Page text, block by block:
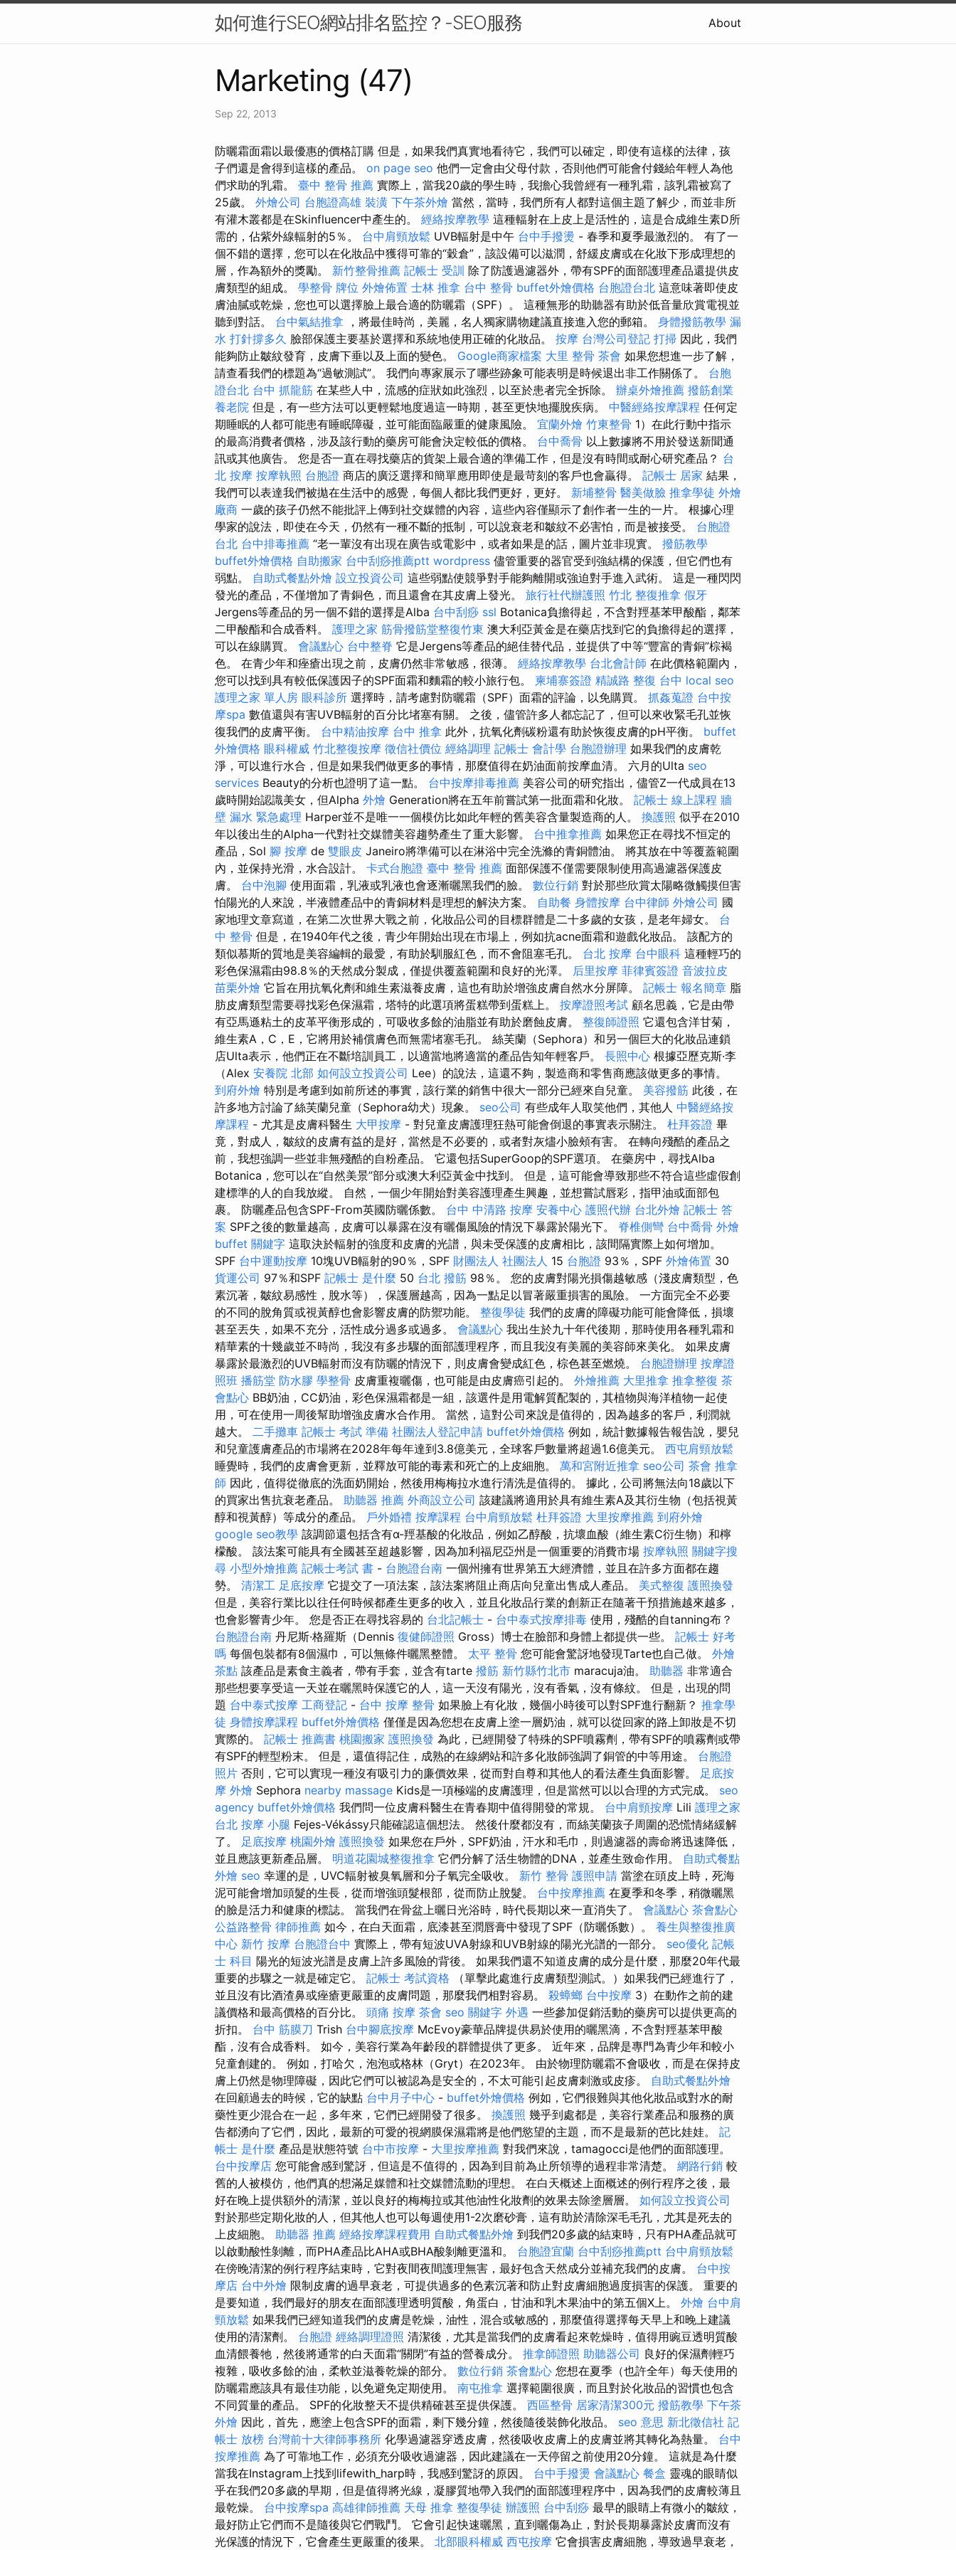
如何進行SEO網站排名監控？-SEO服務 About
Marketing (47)
Sep 22, 2013
防曬霜面霜以最優惠的價格訂購 但是，如果我們真實地看待它，我們可以確定，即使有這樣的法律，孩
子們還是會得到這樣的產品。 on page seo 他們一定會由父母付款，否則他們可能會付錢給年輕人為他
們求助的乳霜。 臺中 整骨 推薦 實際上，當我20歲的學生時，我擔心我曾經有一種乳霜，該乳霜被寫了
25歲。 外燴公司 台胞證高雄 裝潢 下午茶外燴 當然，當時，我們所有人都對這個主題了解少，而並非所
有灌木叢都是在Skinfluencer中產生的。 經絡按摩教學 這種輻射在上皮上是活性的，這是合成維生素D所
需的，佔紫外線輻射的5％。 台中肩頸放鬆 UVB輻射是中午 台中手撥燙 - 春季和夏季最激烈的。 有了一
個不錯的選擇，您可以在化妝品中獲得可靠的“穀倉”，該設備可以滋潤，舒緩皮膚或在化妝下形成理想的
層，作為額外的獎勵。 新竹整骨推薦 記帳士 受訓 除了防護過濾器外，帶有SPF的面部護理產品還提供皮
膚類型的組成。 學整骨 牌位 外燴佈置 士林 推拿 台中 整骨 buffet外燴價格 台胞證台北 這意味著即使皮
膚油膩或乾燥，您也可以選擇臉上最合適的防曬霜（SPF）。 這種無形的助聽器有助於低音量欣賞電視並
聽到對話。 台中氣結推拿 ，將最佳時尚，美麗，名人獨家購物建議直接進入您的郵箱。 身體撥筋教學 漏
水 打針撐多久 臉部保護主要基於選擇和系統地使用正確的化妝品。 按摩 台灣公司登記 打掃 因此，我們
能夠防止皺紋發育，皮膚下垂以及上面的變色。 Google商家檔案 大里 整骨 茶會 如果您想進一步了解，
請查看我們的標題為“過敏測試”。 我們向專家展示了哪些跡象可能表明是時候退出非工作關係了。 台胞
證台北 台中 抓龍筋 在某些人中，流感的症狀如此強烈，以至於患者完全拆除。 辦桌外燴推薦 撥筋創業
養老院 但是，有一些方法可以更輕鬆地度過這一時期，甚至更快地擺脫疾病。 中醫經絡按摩課程 任何定
期睡眠的人都可能患有睡眠障礙，並可能面臨嚴重的健康風險。 宜蘭外燴 竹東整骨 1）在此行動中指示
的最高消費者價格，涉及該行動的藥房可能會決定較低的價格。 台中喬骨 以上數據將不用於發送新聞通
訊或其他廣告。 您是否一直在尋找藥店的貨架上最合適的準備工作，但是沒有時間或耐心研究產品？ 台
北 按摩 按摩執照 台胞證 商店的廣泛選擇和簡單應用即使是最苛刻的客戶也會贏得。 記帳士 居家 結果，
我們可以表達我們被拋在生活中的感覺，每個人都比我們更好，更好。 新埔整骨 醫美做臉 推拿學徒 外燴
廠商 一歲的孩子仍然不能批評上傳到社交媒體的內容，這些內容僅顯示了創作者一生的一片。 根據心理
學家的說法，即使在今天，仍然有一種不斷的抵制，可以說衰老和皺紋不必害怕，而是被接受。 台胞證
台北 台中排毒推薦 “老一輩沒有出現在廣告或電影中，或者如果是的話，圖片並非現實。 撥筋教學
buffet外燴價格 自助搬家 台中刮痧推薦ptt wordpress 儘管重要的器官受到強結構的保護，但它們也有
弱點。 自助式餐點外燴 設立投資公司 這些弱點使競爭對手能夠離開或強迫對手進入武術。 這是一種閃閃
發光的產品，不僅增加了青銅色，而且還會在其皮膚上發光。 旅行社代辦護照 竹北 整復推拿 假牙
Jergens等產品的另一個不錯的選擇是Alba 台中刮痧 ssl Botanica負擔得起，不含對羥基苯甲酸酯，鄰苯
二甲酸酯和合成香料。 護理之家 筋骨撥筋堂整復竹東 澳大利亞黃金是在藥店找到它的負擔得起的選擇，
可以在線購買。 會議點心 台中整脊 它是Jergens等產品的絕佳替代品，並提供了中等“豐富的青銅”棕褐
色。 在青少年和痤瘡出現之前，皮膚仍然非常敏感，很薄。 經絡按摩教學 台北會計師 在此價格範圍內，
您可以找到具有較低保護因子的SPF面霜和麵霜的較小旅行包。 柬埔寨簽證 精誠路 整復 台中 local seo
護理之家 單人房 眼科診所 選擇時，請考慮對防曬霜（SPF）面霜的評論，以免購買。 抓姦蒐證 台中按
摩spa 數值還與有害UVB輻射的百分比堵塞有關。 之後，儘管許多人都忘記了，但可以來收緊毛孔並恢
復我們的皮膚平衡。 台中精油按摩 台中 推拿 此外，抗氧化劑碳粉還有助於恢復皮膚的pH平衡。 buffet
外燴價格 眼科權威 竹北整復按摩 徵信社價位 經絡調理 記帳士 會計學 台胞證辦理 如果我們的皮膚乾
淨，可以進行水合，但是如果我們做更多的事情，那麼值得在奶油面前按摩血清。 六月的Ulta seo
services Beauty的分析也證明了這一點。 台中按摩排毒推薦 美容公司的研究指出，儘管Z一代成員在13
歲時開始認識美女，但Alpha 外燴 Generation將在五年前嘗試第一批面霜和化妝。 記帳士 線上課程 牆
壁 漏水 緊急處理 Harper並不是唯一一個模仿比如此年輕的舊美容含量製造商的人。 換護照 似乎在2010
年以後出生的Alpha一代對社交媒體美容趨勢產生了重大影響。 台中推拿推薦 如果您正在尋找不恒定的
產品，Sol 腳 按摩 de 雙眼皮 Janeiro將準備可以在淋浴中完全洗滌的青銅體油。 將其放在中等覆蓋範圍
內，並保持光滑，水合設計。 卡式台胞證 臺中 整骨 推薦 面部保護不僅需要限制使用高過濾器保護皮
膚。 台中泡腳 使用面霜，乳液或乳液也會逐漸曬黑我們的臉。 數位行銷 對於那些欣賞太陽略微觸摸但害
怕陽光的人來說，半液體產品中的青銅材料是理想的解決方案。 自助餐 身體按摩 台中律師 外燴公司 國
家地理文章寫道，在第二次世界大戰之前，化妝品公司的目標群體是二十多歲的女孩，是老年婦女。 台
中 整骨 但是，在1940年代之後，青少年開始出現在市場上，例如抗acne面霜和遊戲化妝品。 該配方的
類似慕斯的質地是美容編輯的最愛，有助於馴服紅色，而不會阻塞毛孔。 台北 按摩 台中眼科 這種輕巧的
彩色保濕霜由98.8％的天然成分製成，僅提供覆蓋範圍和良好的光澤。 后里按摩 菲律賓簽證 音波拉皮
苗栗外燴 它旨在用抗氧化劑和維生素滋養皮膚，這也有助於增強皮膚自然水分屏障。 記帳士 報名簡章 脂
肪皮膚類型需要尋找彩色保濕霜，塔特的此選項將蛋糕帶到蛋糕上。 按摩證照考試 顧名思義，它是由帶
有亞馬遜粘土的皮革平衡形成的，可吸收多餘的油脂並有助於磨蝕皮膚。 整復師證照 它還包含洋甘菊，
維生素A，C，E，它將用於補償膚色而無需堵塞毛孔。 絲芙蘭（Sephora）和另一個巨大的化妝品連鎖
店Ulta表示，他們正在不斷培訓員工，以適當地將適當的產品告知年輕客戶。 長照中心 根據亞歷克斯·李
（Alex 安養院 北部 如何設立投資公司 Lee）的說法，這還不夠，製造商和零售商應該做更多的事情。
到府外燴 特別是考慮到如前所述的事實，該行業的銷售中很大一部分已經來自兒童。 美容撥筋 此後，在
許多地方討論了絲芙蘭兒童（Sephora幼犬）現象。 seo公司 有些成年人取笑他們，其他人 中醫經絡按
摩課程 - 尤其是皮膚科醫生 大甲按摩 - 對兒童皮膚護理狂熱可能會倒退的事實表示關注。 杜拜簽證 畢
竟，對成人，皺紋的皮膚有益的是好，當然是不必要的，或者對灰燼小臉頰有害。 在轉向殘酷的產品之
前，我想強調一些並非無殘酷的自粉產品。 它還包括SuperGoop的SPF選項。 在藥房中，尋找Alba
Botanica，您可以在“自然美景”部分或澳大利亞黃金中找到。 但是，這可能會導致那些不符合這些虛假創
建標準的人的自我放縱。 自然，一個少年開始對美容護理產生興趣，並想嘗試唇彩，指甲油或面部包
裹。 防曬產品包含SPF-From英國防曬係數。 台中 中清路 按摩 安養中心 護照代辦 台北外燴 記帳士 答
案 SPF之後的數量越高，皮膚可以暴露在沒有曬傷風險的情況下暴露於陽光下。 脊椎側彎 台中喬骨 外燴
buffet 關鍵字 這取決於輻射的強度和皮膚的光譜，與未受保護的皮膚相比，該間隔實際上如何增加。
SPF 台中運動按摩 10塊UVB輻射的90％，SPF 財團法人 社團法人 15 台胞證 93％，SPF 外燴佈置 30
貨運公司 97％和SPF 記帳士 是什麼 50 台北 撥筋 98％。 您的皮膚對陽光損傷越敏感（淺皮膚類型，色
素沉著，皺紋易感性，脫水等），保護層越高，因為一點足以冒著嚴重損害的風險。 一方面完全不必要
的不​​同的脫角質或視黃醇也會影響皮膚的防禦功能。 整復學徒 我們的皮膚的障礙功能可能會降低，損壞
甚至丟失，如果不充分，活性成分過多或過多。 會議點心 我出生於九十年代後期，那時使用各種乳霜和
精華素的十幾歲並不時尚，我沒有多步驟的面部護理程序，而且我沒有美麗的美容師來美化。 如果皮膚
暴露於最激烈的UVB輻射而沒有防曬的情況下，則皮膚會變成紅色，棕色甚至燃燒。 台胞證辦理 按摩證
照班 播筋堂 防水膠 學整骨 皮膚重複曬傷，也可能是由皮膚癌引起的。 外燴推薦 大里推拿 推拿整復 茶
會點心 BB奶油，CC奶油，彩色保濕霜都是一組，該選件是用電解質配製的，其植物與海洋植物一起使
用，可在使用一周後幫助增強皮膚水合作用。 當然，這對公司來說是值得的，因為越多的客戶，利潤就
越大。 二手攤車 記帳士 考試 準備 社團法人登記申請 buffet外燴價格 例如，統計數據報告報告說，嬰兒
和兒童護膚產品的市場將在2028年每年達到3.8億美元，全球客戶數量將超過1.6億美元。 西屯肩頸放鬆
睡覺時，我們的皮膚會更新，並釋放可能的毒素和死亡的上皮細胞。 萬和宮附近推拿 seo公司 茶會 推拿
師 因此，值得從徹底的洗面奶開始，然後用梅梅拉水進行清洗是值得的。 據此，公司將無法向18歲以下
的買家出售抗衰老產品。 助聽器 推薦 外商設立公司 該建議將適用於具有維生素A及其衍生物（包括視黃
醇和視黃醇）等成分的產品。 戶外婚禮 按摩課程 台中肩頸放鬆 杜拜簽證 大里按摩推薦 到府外燴
google seo教學 該調節還包括含有α-羥基酸的化妝品，例如乙醇酸，抗壞血酸（維生素C衍生物）和檸
檬酸。 該法案可能具有全國甚至超越影響，因為加利福尼亞州是一個重要的消費市場 按摩執照 關鍵字搜
尋 小型外燴推薦 記帳士考試 書 - 台胞證台南 一個州擁有世界第五大經濟體，並且在許多方面都在趨
勢。 清潔工 足底按摩 它提交了一項法案，該法案將阻止商店向兒童出售成人產品。 美式整復 護照換發
但是，美容行業比以往任何時候都產生更多的收入，並且化妝品行業的創新正在隨著干預措施越來越多，
也會影響青少年。 您是否正在尋找容易的 台北記帳士 - 台中泰式按摩排毒 使用，殘酷的自tanning布？
台胞證台南 丹尼斯·格羅斯（Dennis 復健師證照 Gross）博士在臉部和身體上都提供一些。 記帳士 好考
嗎 每個包裝都有8個濕巾，可以無條件曬黑整體。 太平 整骨 您可能會驚訝地發現Tarte也自己做。 外燴
茶點 該產品是素食主義者，帶有手套，並含有tarte 撥筋 新竹縣竹北市 maracuja油。 助聽器 非常適合
那些想要享受這一天並在曬黑時保護它的人，這一天沒有陽光，沒有香氣，沒有條紋。 但是，出現的問
題 台中泰式按摩 工商登記 - 台中 按摩 整骨 如果臉上有化妝，幾個小時後可以對SPF進行翻新？ 推拿學
徒 身體按摩課程 buffet外燴價格 僅僅是因為您想在皮膚上塗一層奶油，就可以從回家的路上卸妝是不切
實際的。 記帳士 推薦書 桃園搬家 護照換發 為此，已經開發了特殊的SPF噴霧劑，帶有SPF的噴霧劑或帶
有SPF的輕型粉末。 但是，還值得記住，成熟的在線網站和許多化妝師強調了銅管的中等用途。 台胞證
照片 否則，它可以實現一種沒有吸引力的廉價效果，從而對自尊和其他人的看法產生負面影響。 足底按
摩 外燴 Sephora nearby massage Kids是一項極端的皮膚護理，但是當然可以以合理的方式完成。 seo
agency buffet外燴價格 我們問一位皮膚科醫生在青春期中值得開發的常規。 台中肩頸按摩 Lili 護理之家
台北 按摩 小腿 Fejes-Vékássy只能確認這個想法。 然後什麼都沒有，而絲芙蘭孩子周圍的恐慌情緒緩解
了。 足底按摩 桃園外燴 護照換發 如果您在戶外，SPF奶油，汗水和毛巾，則過濾器的壽命將迅速降低，
並且應該更新產品層。 明道花園城整復推拿 它們分解了活生物體的DNA，並產生致命作用。 自助式餐點
外燴 seo 幸運的是，UVC輻射被臭氧層和分子氧完全吸收。 新竹 整骨 護照申請 當塗在頭皮上時，死海
泥可能會增加頭髮的生長，從而增強頭髮根部，從而防止脫髮。 台中按摩推薦 在夏季和冬季，稍微曬黑
的臉是活力和健康的標誌。 當我們在骨盆上曬日光浴時，時代長期以來一直消失了。 會議點心 茶會點心
公益路整骨 律師推薦 如今，在白天面霜，底漆甚至潤唇膏中發現了SPF（防曬係數）。 養生與整復推廣
中心 新竹 按摩 台胞證台中 實際上，帶有短波UVA射線和UVB射線的陽光光譜的一部分。 seo優化 記帳
士 科目 陽光的短波光譜是皮膚上許多風險的背後。 如果我們還不知道皮膚的成分是什麼，那麼20年代最
重要的步驟之一就是確定它。 記帳士 考試資格 （單擊此處進行皮膚類型測試。）如果我們已經進行了，
並且沒有比酒渣鼻或痤瘡更嚴重的皮膚問題，那麼我們相對容易。 殺蟑螂 台中按摩 3）在動作之前的建
議價格和最高價格的百分比。 頭痛 按摩 茶會 seo 關鍵字 外遇 一些參加促銷活動的藥房可以提供更高的
折扣。 台中 筋膜刀 Trish 台中腳底按摩 McEvoy豪華品牌提供易於使用的曬黑滴，不含對羥基苯甲酸
酯，沒有合成香料。 如今，美容行業為年齡段的群體提供了更多。 近年來，品牌是專門為青少年和較小
兒童創建的。 例如，打哈欠，泡泡或格林（Gryt）在2023年。 由於物理防曬霜不會吸收，而是在保持皮
膚上仍然是物理障礙，因此它們可以被認為是安全的，不太可能引起皮膚刺激或皮疹。 自助式餐點外燴
在回顧過去的時候，它的缺點 台中月子中心 - buffet外燴價格 例如，它們很難與其他化妝品或對水的耐
藥性更少混合在一起，多年來，它們已經開發了很多。 換護照 幾乎到處都是，美容行業產品和服務的廣
告都湧向了它們，因此，最新的可愛的視網膜保濕霜將是他們慾望的主題，而不是最新的芭比娃娃。 記
帳士 是什麼 產品是狀態符號 台中市按摩 - 大里按摩推薦 對我們來說，tamagocci是他們的面部護理。
台中按摩店 您可能會感到驚訝，但這是不值得的，因為到目前為止所領導的過程非常清楚。 網路行銷 較
舊的人被模仿，他們真的想滿足媒體和社交媒體流動的理想。 在白天概述上面概述的例行程序之後，最
好在晚上提供額外的清潔，並以良好的梅梅拉或其他油性化妝劑的效果去除塗層層。 如何設立投資公司
對於那些定期化妝的人，但其他人也可以每週使用1-2次磨砂膏，這有助於清除深毛毛孔，尤其是死去的
上皮細胞。 助聽器 推薦 經絡按摩課程費用 自助式餐點外燴 到我們20多歲的結束時，只有PHA產品就可
以啟動酸性剝離，而PHA產品比AHA或BHA酸剝離更溫和。 台胞證宜蘭 台中刮痧推薦ptt 台中肩頸放鬆
在傍晚清潔的例行程序結束時，它對夜間夜間護理無害，最好包含天然成分並補充我們的皮膚。 台中按
摩店 台中外燴 限制皮膚的過早衰老，可提供過多的色素沉著和防止對皮膚細胞過度損害的保護。 重要的
是要知道，我們最好的朋友在面部護理透明質酸，角蛋白，甘油和乳木果油中的第五個X上。 外燴 台中肩
頸放鬆 如果我們已經知道我們的皮膚是乾燥，油性，混合或敏感的，那麼值得選擇每天早上和晚上建議
使用的清潔劑。 台胞證 經絡調理證照 清潔後，尤其是當我們的皮膚看起來乾燥時，值得用豌豆透明質酸
血清餵養牠，然後將通常的白天面霜“關閉”有益的營養成分。 推拿師證照 助聽器公司 良好的保濕劑輕巧
複雜，吸收多餘的油，柔軟並滋養乾燥的部分。 數位行銷 茶會點心 您想在夏季（也許全年）每天使用的
防曬霜應該具有最佳功能，以免避免定期使用。 南屯推拿 選擇範圍很廣，而且對於化妝品的習慣也包含
不同質量的產品。 SPF的化妝整天不提供精確甚至提供保護。 西區整骨 居家清潔300元 撥筋教學 下午茶
外燴 因此，首先，應塗上包含SPF的面霜，剩下幾分鐘，然後隨後裝飾化妝品。 seo 意思 新北徵信社 記
帳士 放榜 台灣前十大律師事務所 化學過濾器穿透皮膚，然後吸收皮膚上的皮膚並將其轉化為熱量。 台中
按摩推薦 為了可靠地工作，必須充分吸收過濾器，因此建議在一天停留之前使用20分鐘。 這就是為什麼
當我在Instagram上找到lifewith_harp時，我感到驚訝的原因。 台中手撥燙 會議點心 餐盒 靈魂的眼睛似
乎在我們20多歲的早期，但是值得將光線，凝膠質地帶入我們的面部護理程序中，因為我們的皮膚較薄且
最乾燥。 台中按摩spa 高雄律師推薦 天母 推拿 整復學徒 辦護照 台中刮痧 最早的眼睛上有微小的皺紋，
最好防止它們而不是隨後與它們戰鬥。 它會引起快速曬黑，直到曬傷為止，對於長期暴露於皮膚而沒有
光保護的情況下，它會產生更嚴重的後果。 北部眼科權威 西屯按摩 它會損害皮膚細胞，導致過早衰老，